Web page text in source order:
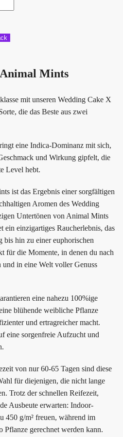
Mints
mit unseren Wedding Cake X
die das Beste aus zwei
eine Indica-Dominanz mit sich,
und Wirkung gipfelt, die
Level hebt.
ist das Ergebnis einer sorgfältigen
Aromen des Wedding
Untertönen von Animal Mints
ein einzigartiges Raucherlebnis, das
bis hin zu einer euphorischen
für die Momente, in denen du nach
und in eine Welt voller Genuss
eine nahezu 100%ige
blühende weibliche Pflanze
und ertragreicher macht.
eine sorgenfreie Aufzucht und
von nur 60-65 Tagen sind diese
für diejenigen, die nicht lange
Trotz der schnellen Reifezeit,
Ausbeute erwarten: Indoor-
450 g/m² freuen, während im
Pflanze gerechnet werden kann.